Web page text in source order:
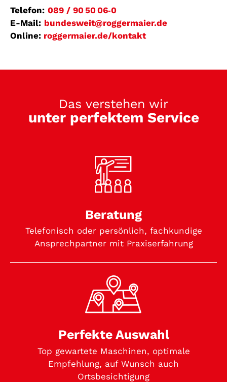
Telefon: 089 / 90 50 06‑0
E-Mail: bundesweit@roggermaier.de
Online: roggermaier.de/kontakt
Das verstehen wir
unter perfektem Service
Beratung
Telefonisch oder persönlich, fachkundige
Ansprechpartner mit Praxiserfahrung
Perfekte Auswahl
Top gewartete Maschinen, optimale
Empfehlung, auf Wunsch auch
Ortsbesichtigung